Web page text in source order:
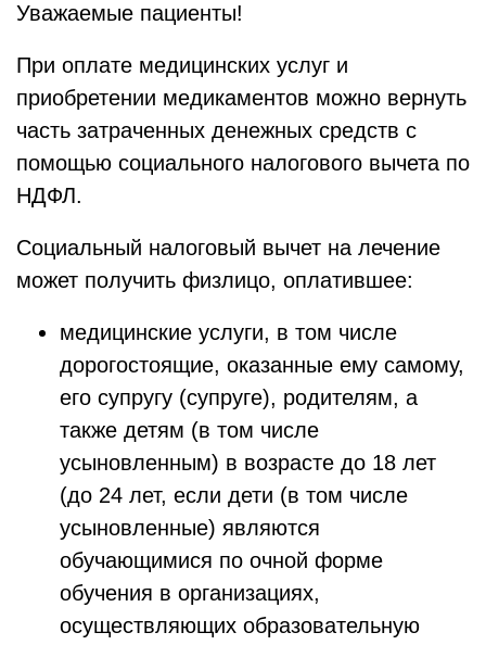
Уважаемые пациенты!
При оплате медицинских услуг и
приобретении медикаментов можно вернуть
часть затраченных денежных средств с
помощью социального налогового вычета по
НДФЛ.
Социальный налоговый вычет на лечение
может получить физлицо, оплатившее:
медицинские услуги, в том числе
дорогостоящие, оказанные ему самому,
его супругу (супруге), родителям, а
также детям (в том числе
усыновленным) в возрасте до 18 лет
(до 24 лет, если дети (в том числе
усыновленные) являются
обучающимися по очной форме
обучения в организациях,
осуществляющих образовательную